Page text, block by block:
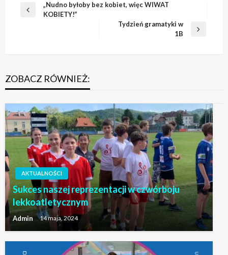
Nawigacja
wpisu
Poprzedni
„Nudno byłoby bez kobiet, więc WIWAT
KOBIETY!”
Tydzień gramatyki w
1B
ZOBACZ RÓWNIEŻ:
AKTUALNOŚCI
Sukces naszej reprezentacji w czwórboju
lekkoatletycznym
Admin 14 maja, 2024